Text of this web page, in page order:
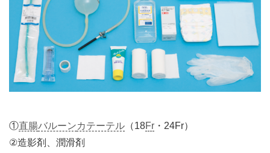
①直腸バルーンカテーテル （18Fr ・24Fr）
②造影剤、潤滑剤